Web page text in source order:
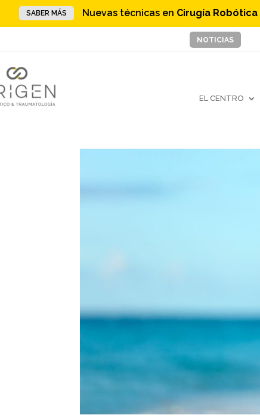
SABER MÁS Nuevas técnicas en Cirugía Robótica
NOTICIAS
EL CENTRO